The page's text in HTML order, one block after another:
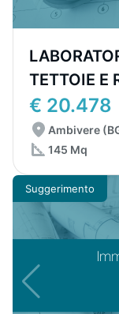
TETTOIE E
€ 20.478
Ambivere
145 Mq
Suggerimento